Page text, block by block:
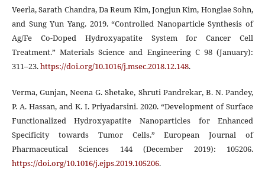
Veerla, Sarath Chandra, Da Reum Kim, Jongjun Kim, Honglae Sohn,
and Sung Yun Yang. 2019. “Controlled Nanoparticle Synthesis of
Ag/Fe Co-Doped Hydroxyapatite System for Cancer Cell
Treatment.” Materials Science and Engineering C 98 (January):
311–23.https://doi.org/10.1016/j.msec.2018.12.148.
Verma, Gunjan, Neena G. Shetake, Shruti Pandrekar, B. N. Pandey,
P. A. Hassan, and K. I. Priyadarsini. 2020. “Development of Surface
Functionalized Hydroxyapatite Nanoparticles for Enhanced
Specificity towards Tumor Cells.” European Journal of
Pharmaceutical Sciences 144 (December 2019): 105206.
https://doi.org/10.1016/j.ejps.2019.105206.